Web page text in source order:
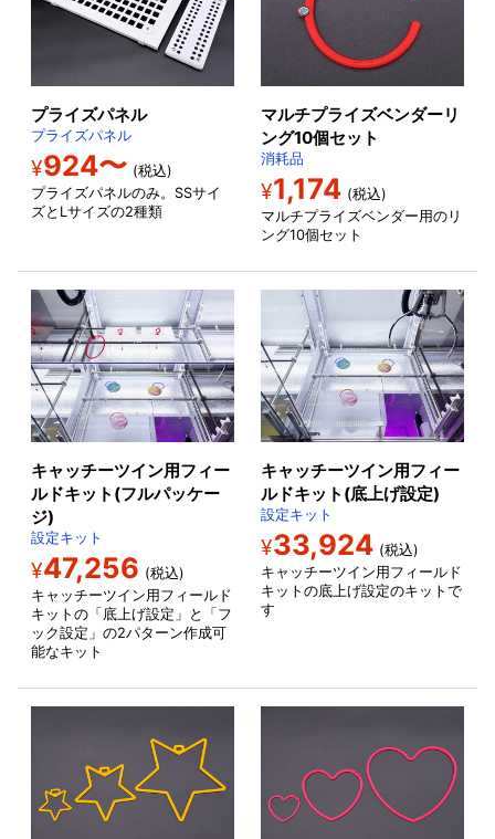
プライズパネル
プライズパネル
¥924〜 (税込)
プライズパネルのみ。SSサイ
ズとLサイズの2種類
マルチプライズベンダーリ
ング10個セット
消耗品
¥1,174 (税込)
マルチプライズベンダー用のリ
ング10個セット
キャッチーツイン用フィー
ルドキット(フルパッケー
ジ)
設定キット
¥47,256 (税込)
キャッチーツイン用フィールド
キットの「底上げ設定」と「フ
ック設定」の2パターン作成可
能なキット
キャッチーツイン用フィー
ルドキット(底上げ設定)
設定キット
¥33,924 (税込)
キャッチーツイン用フィールド
キットの底上げ設定のキットで
す